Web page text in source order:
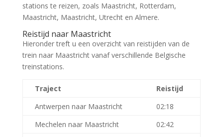
stations te reizen, zoals Maastricht, Rotterdam,
Maastricht, Maastricht, Utrecht en Almere.
Reistijd naar Maastricht
Hieronder treft u een overzicht van reistijden van de
trein naar Maastricht vanaf verschillende Belgische
treinstations.
Traject
Reistijd
Antwerpen naar Maastricht
02:18
Mechelen naar Maastricht
02:42